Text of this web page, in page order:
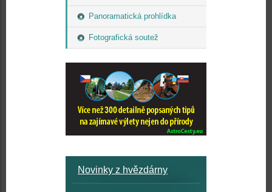
Panoramatická prohlídka
Fotografická soutež
Novinky z hvězdárny